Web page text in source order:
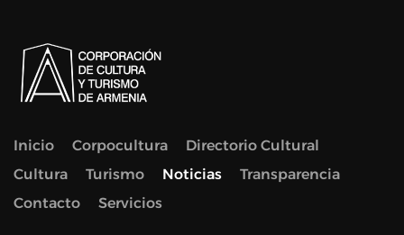
Inicio Corpocultura
Directorio Cultural
Cultura
Turismo Noticias
Transparencia
Contacto
Servicios